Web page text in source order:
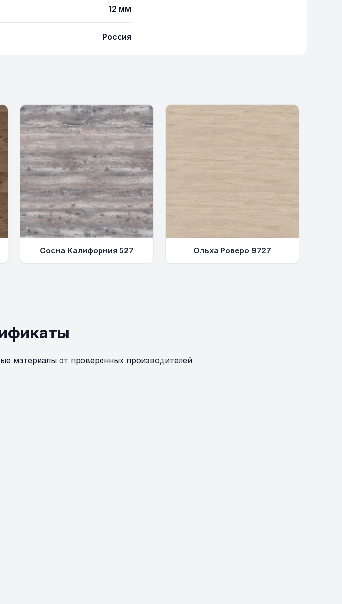
12 мм
Россия
Сосна Калифорния 527 Ольха Роверо 9727
материалы от проверенных производителей